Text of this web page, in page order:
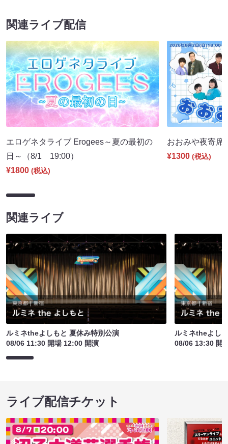
関連ライブ配信
エロゲネタライブ Erogees～夏の最初の
日～（8/1 19:00）
¥1800 (税込)
おおみや夜寄
¥1300 (税込)
関連ライブ
ルミネtheよしもと 夏休み特別公演
08/06 11:30 開場 12:00 開演
ルミネtheよし
08/06 13:30 開
ライブ配信チケット